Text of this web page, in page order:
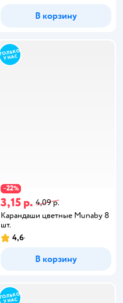
В корзину
−22%
3,15 р. 4,09 р.
Карандаши цветные Munaby 8
шт.
4,6
В корзину